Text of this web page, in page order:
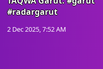
#radargarut
2 Dec 2025, 7:52 AM